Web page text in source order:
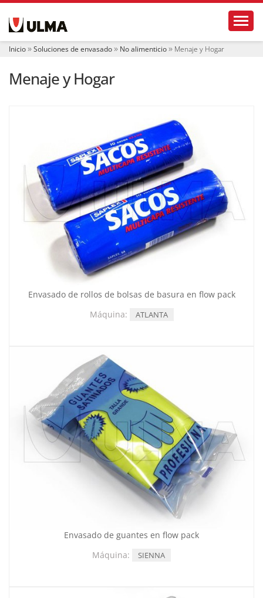
e Inicio Soluciones de envasado No alimenticio Menaje y Hogar
Menaje y Hogar
Envasado de rollos de bolsas de basura en flow pack
Máquina:
ATLANTA
Envasado de guantes en flow pack
Máquina:
SIENNA